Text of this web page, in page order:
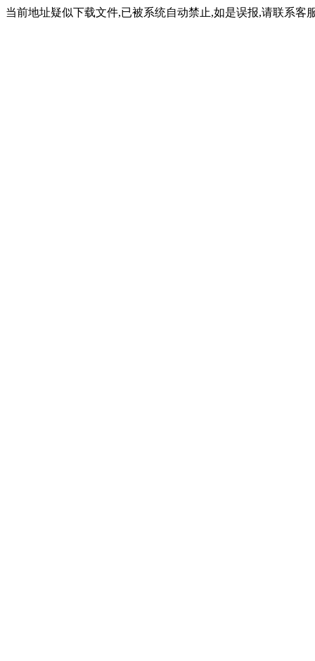
当前地址疑似下载文件,已被系统自动禁止,如是误报,请联系客